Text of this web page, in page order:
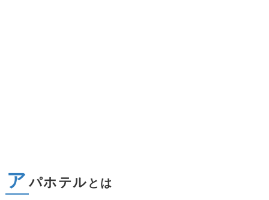
ア パホテル とは